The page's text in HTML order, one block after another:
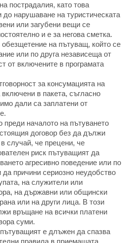
пострадалия, като това
нарушаване на туристическата
или загубени вещи се
и е за негова сметка.
на пътуващ, който се
или по друга независеща от
от включените в програмата
за консумацията на
в пакета, съгласно
дали са заплатени от
преди началото на пътуването
договор без да дължи
случай, че прецени, че
риск пътуващият да
агресивно поведение или по
да причини сериозно неудобство
на служители или
на държавни или общински
или на други лица. В този
връщане на всички платени
суми.
е длъжен да спазва
правила в приемащата